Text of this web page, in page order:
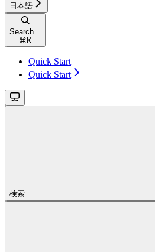
日本語
Search...
⌘ K
Quick Start
Quick Start
検索...